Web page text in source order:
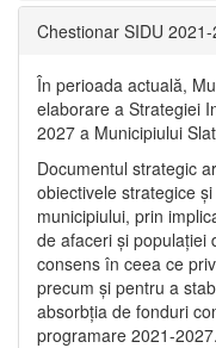
Chestionar SIDU
În perioada actuală,
elaborare a Strategiei
2027 a Municipiului
Documentul strategic
obiectivele strategice
municipiului, prin
de afaceri și populației
consens în ceea ce
precum și pentru a
absorbția de fonduri
programare 2021-2027.